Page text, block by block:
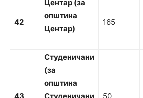
42
Центар (за
општина
Центар)
165
43
Студеничани
(за
општина
Студеничани
50